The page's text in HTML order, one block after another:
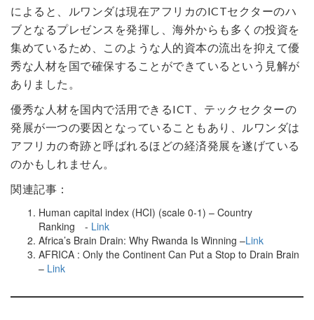
によると、ルワンダは現在アフリカのICTセクターのハ
ブとなるプレゼンスを発揮し、海外からも多くの投資を
集めているため、このような人的資本の流出を抑えて優
秀な人材を国で確保することができているという見解が
ありました。
優秀な人材を国内で活用できるICT、テックセクターの
発展が一つの要因となっていることもあり、ルワンダは
アフリカの奇跡と呼ばれるほどの経済発展を遂げている
のかもしれません。
関連記事：
Human capital index (HCI) (scale 0-1) – Country
Ranking - Link
Africa’s Brain Drain: Why Rwanda Is Winning –Link
AFRICA : Only the Continent Can Put a Stop to Drain Brain
– Link